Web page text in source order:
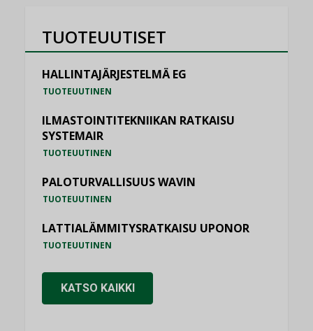
TUOTEUUTISET
HALLINTAJÄRJESTELMÄ EG
TUOTEUUTINEN
ILMASTOINTITEKNIIKAN RATKAISU
SYSTEMAIR
TUOTEUUTINEN
PALOTURVALLISUUS WAVIN
TUOTEUUTINEN
LATTIALÄMMITYSRATKAISU UPONOR
TUOTEUUTINEN
KATSO KAIKKI